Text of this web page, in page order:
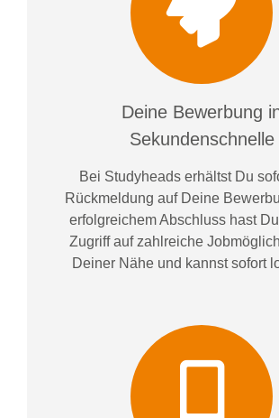
Deine Bewerbung
Sekundenschnelle
Bei Studyheads erhältst Du
Rückmeldung auf Deine
erfolgreichem Abschluss hast
Zugriff auf zahlreiche
Deiner Nähe und kannst sofort